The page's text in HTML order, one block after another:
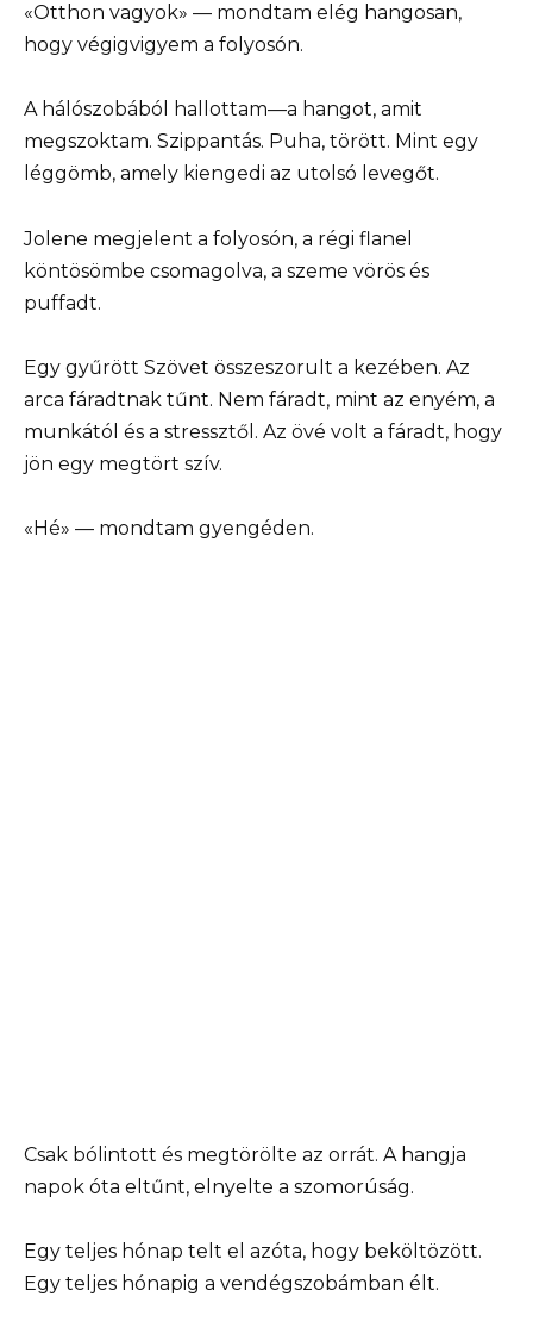
«Otthon vagyok» — mondtam elég hangosan,
hogy végigvigyem a folyosón.
A hálószobából hallottam—a hangot, amit
megszoktam. Szippantás. Puha, törött. Mint egy
léggömb, amely kiengedi az utolsó levegőt.
Jolene megjelent a folyosón, a régi flanel
köntösömbe csomagolva, a szeme vörös és
puffadt.
Egy gyűrött Szövet összeszorult a kezében. Az
arca fáradtnak tűnt. Nem fáradt, mint az enyém, a
munkától és a stressztől. Az övé volt a fáradt, hogy
jön egy megtört szív.
«Hé» — mondtam gyengéden.
Csak bólintott és megtörölte az orrát. A hangja
napok óta eltűnt, elnyelte a szomorúság.
Egy teljes hónap telt el azóta, hogy beköltözött.
Egy teljes hónapig a vendégszobámban élt.